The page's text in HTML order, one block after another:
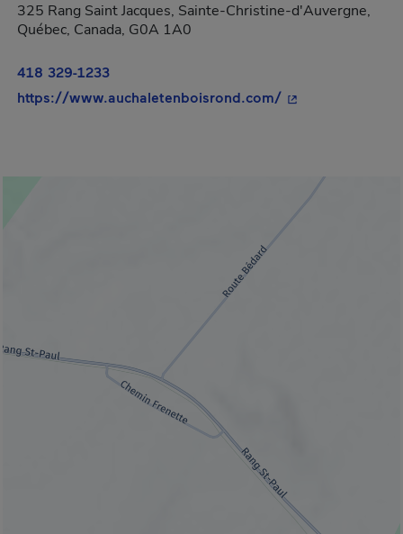
325 Rang Saint Jacques, Sainte-Christine-d'Auvergne,
Québec, Canada, G0A 1A0
418 329-1233
https://www.auchaletenboisrond.com/- Cet hyperlien